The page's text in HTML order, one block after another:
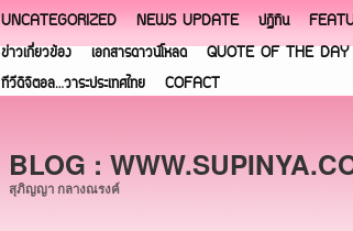
UNCATEGORIZED NEWS UPDATE ปฏิทิน
ข่าวเกี่ยวข้อง
เอกสารดาวน์โหลด QUOTE OF THE DAY
ทีวีดิจิตอล…วาระประเทศไทย
COFACT
BLOG :
สุภิญญา กลางณรงค์